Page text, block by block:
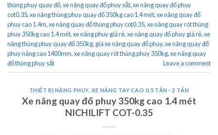
thùng phuy quay đổ,xe nâng quay đổ phuy sắt,xe nâng quay đổ phuy
cot0.35,xe nâng thùng phuy quay đổ 350kg cao 1.4 mét,xe nâng quay đổ
phuy cao 1.4m,xe nâng quay đổ thùng phuy cot0.35,xe nâng quay rót thùng
phuy 350kg cao 1.4 mét,xe nâng phuy giá rẻ,xe nâng quay đổ phuy giá rẻ,xe
nâng thùng phuy quay đổ 350kg, giá xe nâng quay đổ phuy,xe nâng quay đổ
phuy nâng cao 1400mm,xe nâng quay rót thùng phuy 350kg,xe nâng quay
đổ thùng phuy sắt
Leave a comment
THIẾT BỊ NÂNG PHUY, XE NÂNG TAY CAO 0.5 TẤN - 2 TẤN
Xe nâng quay đổ phuy 350kg cao 1.4 mét
NICHILIFT COT-0.35